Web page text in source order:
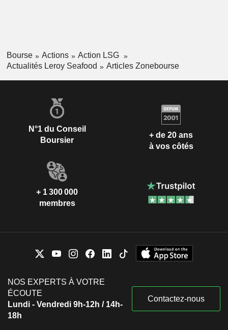
Bourse Actions
Action LSG
Actualités Leroy Seafood
Articles Zonebourse
N°1 du Conseil
Boursier
+ de 20 ans
à vos côtés
+ 1 300 000
membres
NOS EXPERTS À VOTRE
ÉCOUTE
Lundi - Vendredi 9h-12h / 14h-
18h
Contactez-nous